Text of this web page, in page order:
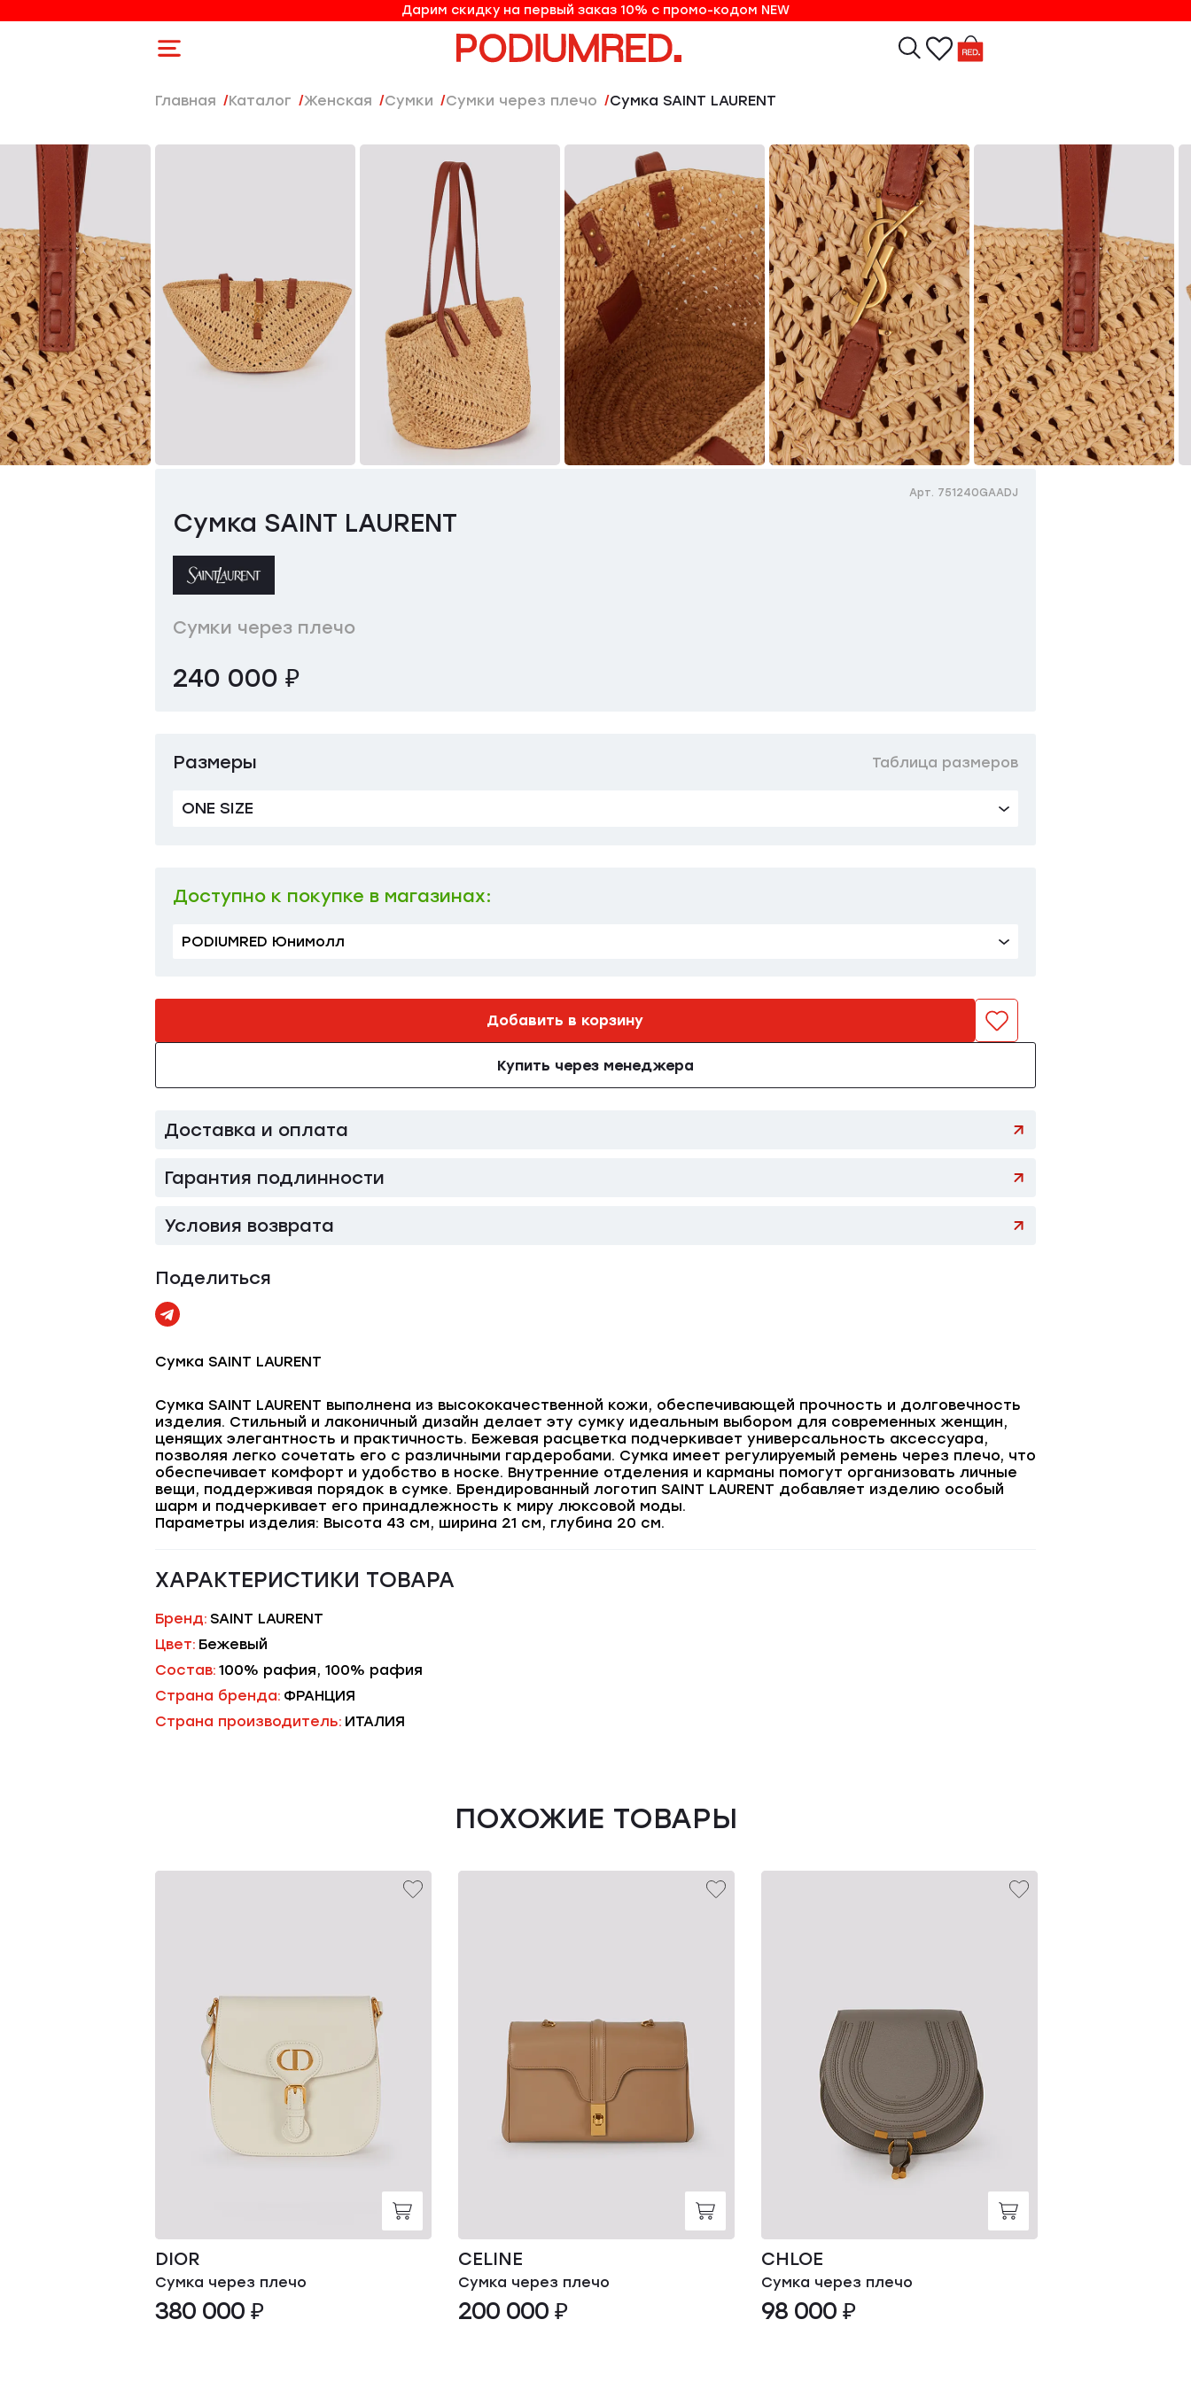
10% на первый заказ по промо-коду NEW
Дарим скидку на первый заказ 10% с промо-кодом NEW
Главная Каталог женская Сумки Сумки через плечо Сумка SAINT LAURENT
Сумка SAINT LAURENT
Арт. 751240GAADJ
Сумки через плечо
240 000 ₽
Размеры Таблица размеров
ONE SIZE
Доступно к покупке в магазинах:
PODIUMRED Юнимолл
Добавить в корзину
Купить через менеджера
Доставка и оплата
Гарантия подлинности
Условия возврата
Поделиться
Сумка SAINT LAURENT
Сумка SAINT LAURENT выполнена из высококачественной кожи, обеспечивающей прочность и долговечность
изделия. Стильный и лаконичный дизайн делает эту сумку идеальным выбором для современных женщин,
ценящих элегантность и практичность. Бежевая расцветка подчеркивает универсальность аксессуара,
позволяя легко сочетать его с различными гардеробами. Сумка имеет регулируемый ремень через плечо, что
обеспечивает комфорт и удобство в носке. Внутренние отделения и карманы помогут организовать личные
вещи, поддерживая порядок в сумке. Брендированный логотип SAINT LAURENT добавляет изделию особый
шарм и подчеркивает его принадлежность к миру люксовой моды.
Параметры изделия: Высота 43 см, ширина 21 см, глубина 20 см.
ХАРАКТЕРИСТИКИ ТОВАРА
Бренд: SAINT LAURENT
Цвет: Бежевый
Состав: 100% рафия, 100% рафия
Страна бренда: ФРАНЦИЯ
Страна производитель: ИТАЛИЯ
ПОХОЖИЕ ТОВАРЫ
DIOR
Сумка через плечо
380 000 ₽
CELINE
Сумка через плечо
200 000 ₽
CHLOE
Сумка через плечо
98 000 ₽